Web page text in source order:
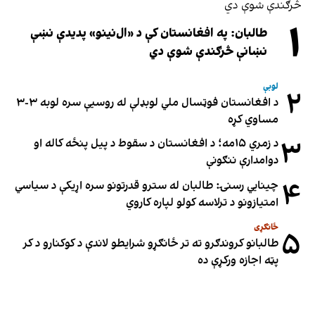
۱
طالبان: په افغانستان کې د «ال‌نینو» پدیدې نښې
نښانې څرګندې شوې دي
۲ لوبې
د افغانستان فوټسال ملي لوبډلې له روسیې سره لوبه ۳-۳
مساوي کړه
۳
د زمري ۱۵مه؛ د افغانستان د سقوط د پیل پنځه کاله او
دوامدارې ننګونې
۴ چینایي رسنۍ: طالبان له سترو قدرتونو سره اړیکې د سیاسي
امتیازونو د ترلاسه کولو لپاره کاروي
۵ ځانګړی
طالبانو کروندګرو ته تر ځانګړو شرایطو لاندې د کوکنارو د کر
پټه اجازه ورکړې ده